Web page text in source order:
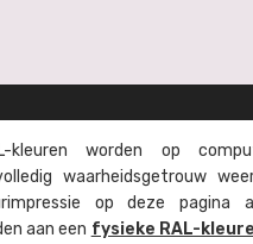
kleuren worden op
waarheids­­getrouw
op deze pagina
aan een fysieke RAL-